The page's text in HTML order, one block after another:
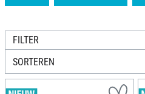
FILTER
SORTEREN